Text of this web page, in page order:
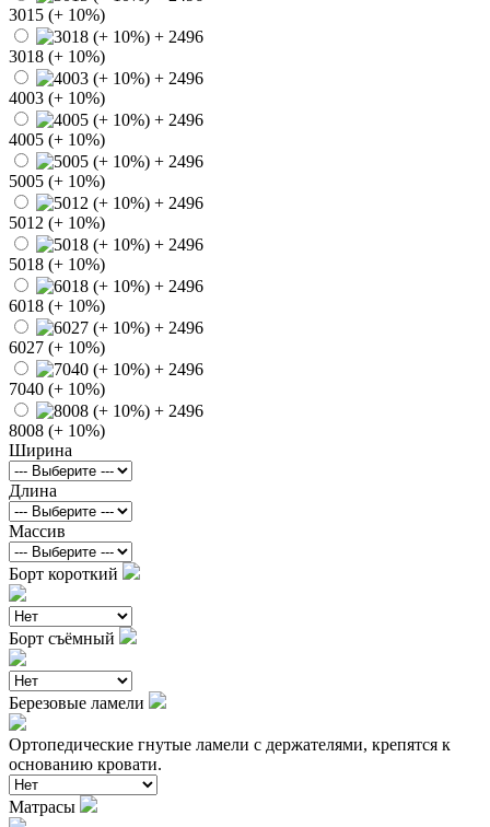
3015 (+ 10%)
3018 (+ 10%)
4003 (+ 10%)
4005 (+ 10%)
5005 (+ 10%)
5012 (+ 10%)
5018 (+ 10%)
6018 (+ 10%)
6027 (+ 10%)
7040 (+ 10%)
8008 (+ 10%)
Ширина
Длина
Массив
Борт короткий
Борт съёмный
Березовые ламели
Ортопедические гнутые ламели с держателями, крепятся к
основанию кровати.
Матрасы